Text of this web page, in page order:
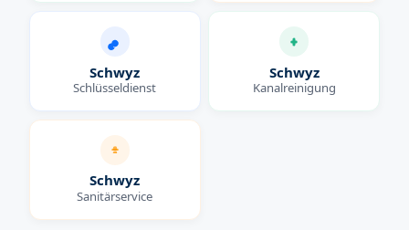
Schwyz
Schlüsseldienst
Schwyz
Kanalreinigung
Schwyz
Sanitärservice